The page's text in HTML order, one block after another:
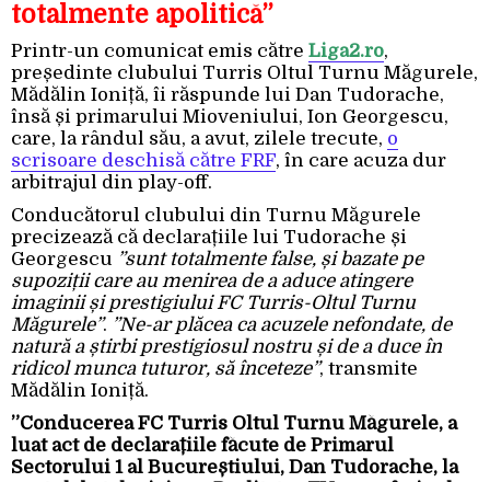
totalmente apolitică”
Printr-un comunicat emis către Liga2.ro,
președinte clubului Turris Oltul Turnu Măgurele,
Mădălin Ioniță, îi răspunde lui Dan Tudorache,
însă și primarului Mioveniului, Ion Georgescu,
care, la rândul său, a avut, zilele trecute, o
scrisoare deschisă către FRF, în care acuza dur
arbitrajul din play-off.
Conducătorul clubului din Turnu Măgurele
precizează că declarațiile lui Tudorache și
Georgescu ”sunt totalmente false, și bazate pe
supoziții care au menirea de a aduce atingere
imaginii și prestigiului FC Turris-Oltul Turnu
Măgurele”. ”Ne-ar plăcea ca acuzele nefondate, de
natură a știrbi prestigiosul nostru și de a duce în
ridicol munca tuturor, să înceteze”, transmite
Mădălin Ioniță.
”Conducerea FC Turris Oltul Turnu Măgurele, a
luat act de declarațiile făcute de Primarul
Sectorului 1 al Bucureștiului, Dan Tudorache, la